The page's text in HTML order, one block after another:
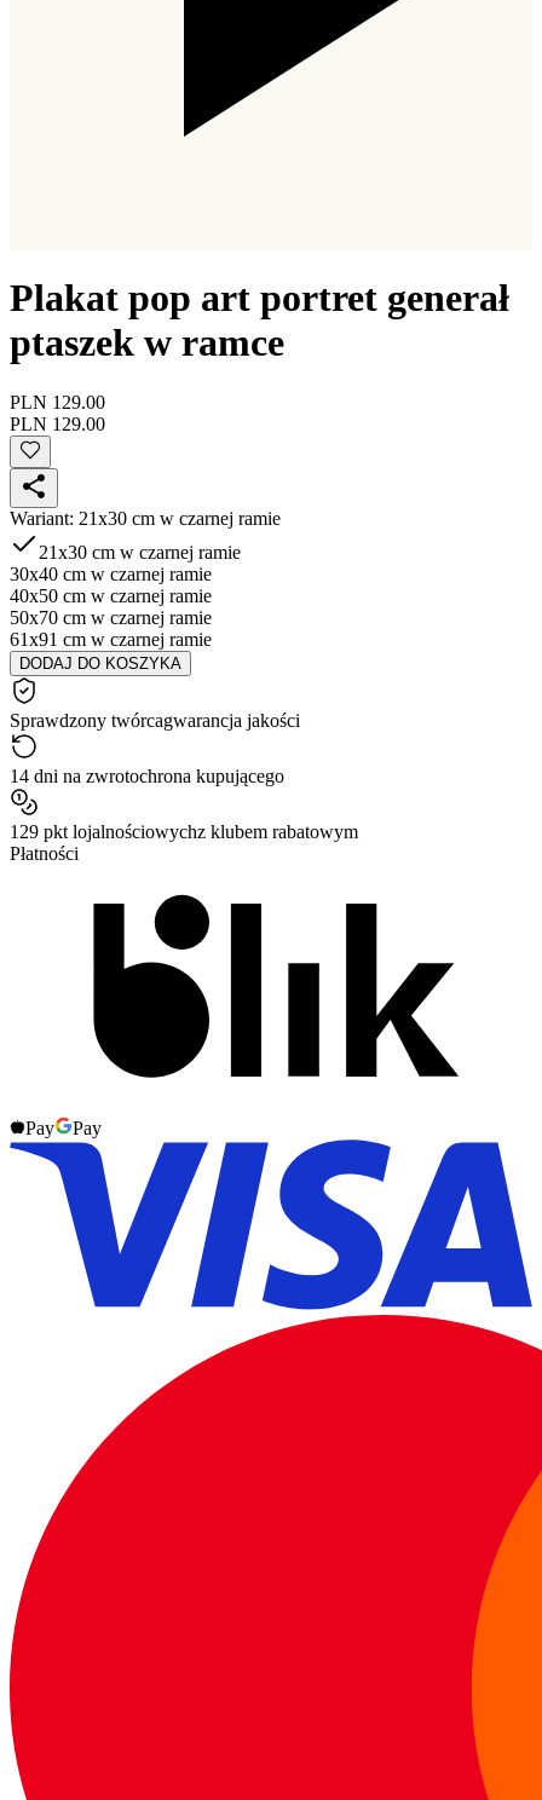
Plakat pop art portret generał
ptaszek w ramce
PLN 129.00
PLN 129.00
Wariant: 21x30 cm w czarnej ramie
21x30 cm w czarnej ramie
30x40 cm w czarnej ramie
40x50 cm w czarnej ramie
50x70 cm w czarnej ramie
61x91 cm w czarnej ramie
DODAJ DO KOSZYKA
Sprawdzony twórcagwarancja jakości
14 dni na zwrotochrona kupującego
129 pkt lojalnościowychz klubem rabatowym
Płatności
Pay Pay